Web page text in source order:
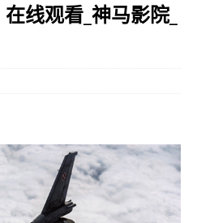
线观看_神马影院_